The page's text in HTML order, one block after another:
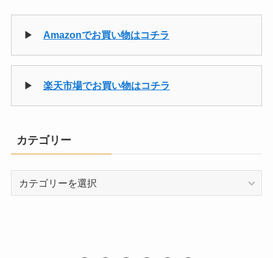
▶ Amazonでお買い物はコチラ
▶ 楽天市場でお買い物はコチラ
カテゴリー